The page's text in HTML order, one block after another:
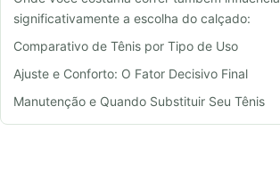
significativamente a escolha do calçado:
Comparativo de Tênis por Tipo de Uso
Ajuste e Conforto: O Fator Decisivo Final
Manutenção e Quando Substituir Seu Tênis